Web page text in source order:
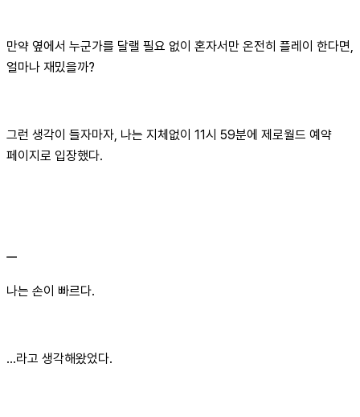
만약 옆에서 누군가를 달랠 필요 없이 혼자서만 온전히 플레이 한다면,
얼마나 재밌을까?
그런 생각이 들자마자, 나는 지체없이 11시 59분에 제로월드 예약
페이지로 입장했다.
ㅡ
나는 손이 빠르다.
…라고 생각해왔었다.